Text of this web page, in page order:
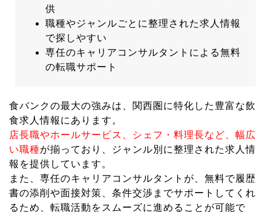
供
職種やジャンルごとに整理された求人情報
で探しやすい
専任のキャリアコンサルタントによる無料
の転職サポート
食バンクの最大の強みは、関西圏に特化した豊富な飲
食求人情報にあります。
店長職やホールサービス、シェフ・料理長など、幅広
い職種が揃っており、ジャンル別に整理された求人情
報を提供しています。
また、専任のキャリアコンサルタントが、無料で履歴
書の添削や面接対策、条件交渉までサポートしてくれ
るため、転職活動をスムーズに進めることが可能で